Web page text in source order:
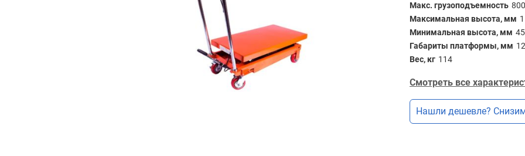
Макс. грузоподъемность 800
Максимальная высота, мм
Минимальная высота, мм
Габариты платформы, мм
Вес, кг 114
Смотреть все
Нашли дешевле?